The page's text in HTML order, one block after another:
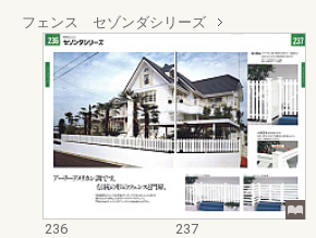
フェンス セゾンダシリーズ
236
237